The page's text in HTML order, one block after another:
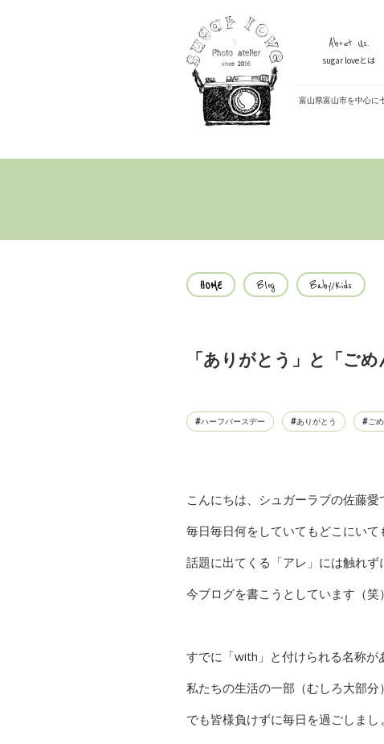
About Us.
sugar loveとは
富山県富山市を中心に
HOME Blog Baby/Kids
「ありがとう」と「ご
ハーフバースデー ありがとう ご
こんにちは、シュガーラブの佐藤愛
毎日毎日何をしていてもどこにいて
話題に出てくる「アレ」には触れず
今ブログを書こうとしています（笑）
すでに「with」と付けられる名称が
私たちの生活の一部（むしろ大部分
でも皆様負けずに毎日を過ごしまし